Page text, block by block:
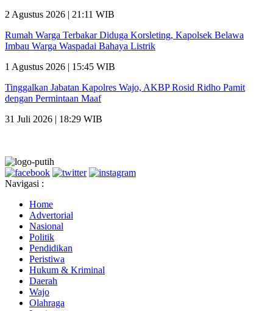
2 Agustus 2026 | 21:11 WIB
Rumah Warga Terbakar Diduga Korsleting, Kapolsek Belawa
Imbau Warga Waspadai Bahaya Listrik
1 Agustus 2026 | 15:45 WIB
Tinggalkan Jabatan Kapolres Wajo, AKBP Rosid Ridho Pamit
dengan Permintaan Maaf
31 Juli 2026 | 18:29 WIB
Navigasi :
Home
Advertorial
Nasional
Politik
Pendidikan
Peristiwa
Hukum & Kriminal
Daerah
Wajo
Olahraga